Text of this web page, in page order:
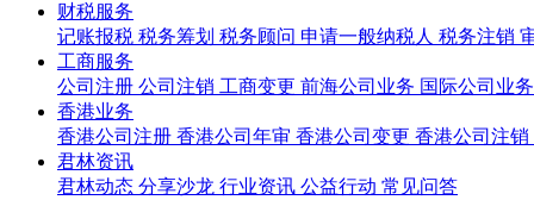
财税服务
记账报税 税务筹划 税务顾问 申请一般纳税人 税务注销
工商服务
公司注册 公司注销 工商变更 前海公司业务 国际公司业
香港业务
香港公司注册 香港公司年审 香港公司变更 香港公司注销
君林资讯
君林动态 分享沙龙 行业资讯 公益行动 常见问答